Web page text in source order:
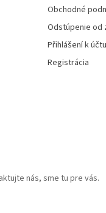
Obchodné
Odstúpenie od
Přihlášení k účtu
Registrácia
nás, sme tu pre vás.